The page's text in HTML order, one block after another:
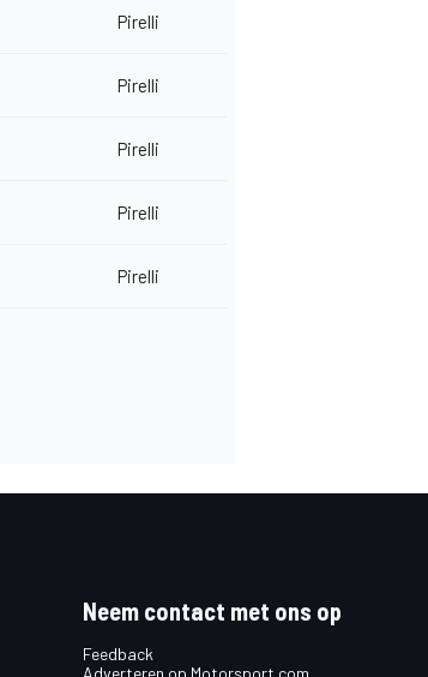
Pirelli
Pirelli
Pirelli
Pirelli
Pirelli
Neem contact met ons op
Feedback
Adverteren op Motorsport.com